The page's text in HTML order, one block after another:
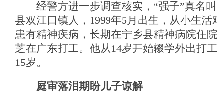
经警方进一步调查核实，“强子”真名叫
县双江口镇人，1999年5月出生，从小生活
患有精神疾病，长期在宁乡县精神病院住
芝在广东打工。他从14岁开始辍学外出打
15岁。
庭审落泪期盼儿子谅解